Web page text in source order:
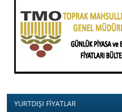
YURTDIŞI FİYATLAR